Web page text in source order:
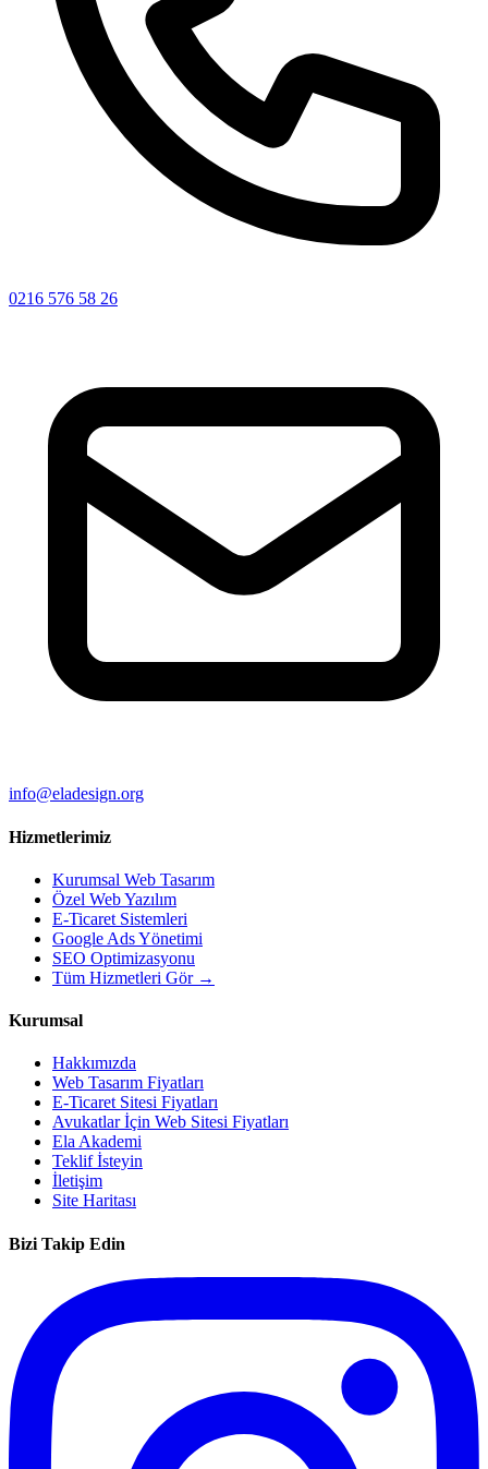
0216 576 58 26
info@eladesign.org
Hizmetlerimiz
Kurumsal Web Tasarım
Özel Web Yazılım
E-Ticaret Sistemleri
Google Ads Yönetimi
SEO Optimizasyonu
Tüm Hizmetleri Gör →
Kurumsal
Hakkımızda
Web Tasarım Fiyatları
E-Ticaret Sitesi Fiyatları
Avukatlar İçin Web Sitesi Fiyatları
Ela Akademi
Teklif İsteyin
İletişim
Site Haritası
Bizi Takip Edin